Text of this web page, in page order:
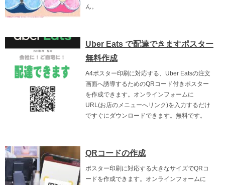
ん。
Uber Eats で配達できますポスター
無料作成
A4ポスター印刷に対応する、Uber Eatsの注文
画面へ誘導するためのQRコード付きポスター
を作成できます。オンラインフォームに
URL(お店のメニューへリンク)を入力するだけ
ですぐにダウンロードできます。無料です。
QRコードの作成
ポスター印刷に対応する大きなサイズでQRコ
ードを作成できます。オンラインフォームに